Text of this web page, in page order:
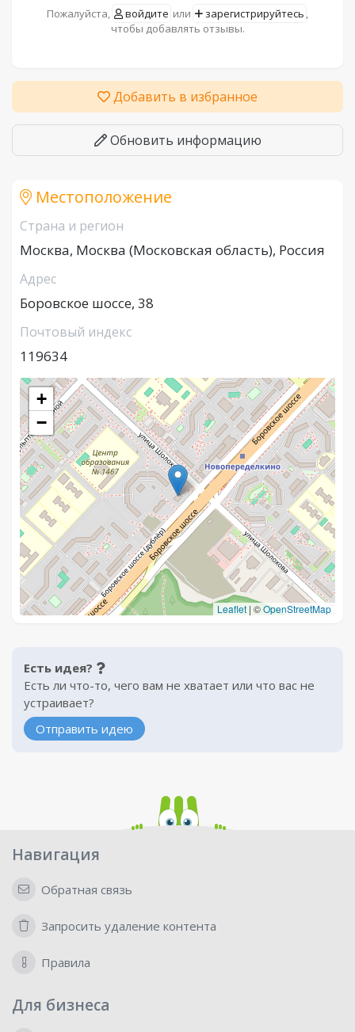
Пожалуйста, войдите или зарегистрируйтесь ,
чтобы добавлять отзывы.
Добавить в избранное
Обновить информацию
Местоположение
Страна и регион
Москва, Москва (Московская область), Россия
Адрес
Боровское шоссе, 38
Почтовый индекс
119634
+
−
Leaflet | ©OpenStreetMap
Есть идея?
Есть ли что-то, чего вам не хватает или что вас не
устраивает?
Отправить идею
Навигация
Обратная связь
Запросить удаление контента
Правила
Для бизнеса